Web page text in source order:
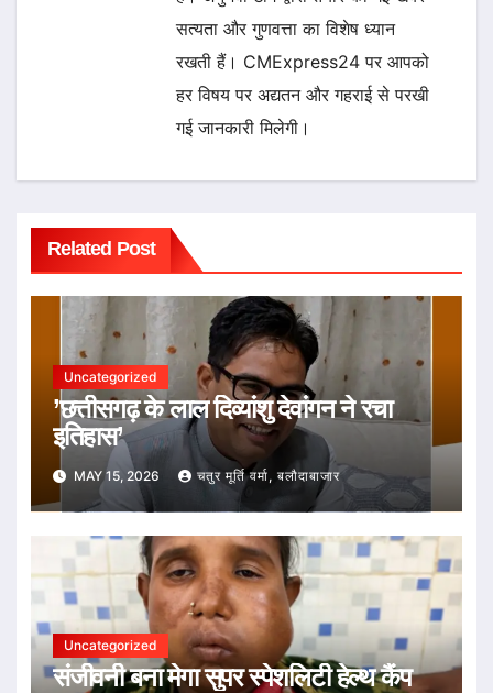
सत्यता और गुणवत्ता का विशेष ध्यान
रखती हैं। CMExpress24 पर आपको
हर विषय पर अद्यतन और गहराई से परखी
गई जानकारी मिलेगी।
Related Post
Uncategorized
’छत्तीसगढ़ के लाल दिव्यांशु देवांगन ने रचा
इतिहास’
MAY 15, 2026 चतुर मूर्ति वर्मा, बलौदाबाजार
Uncategorized
संजीवनी बना मेगा सुपर स्पेशलिटी हेल्थ कैंप